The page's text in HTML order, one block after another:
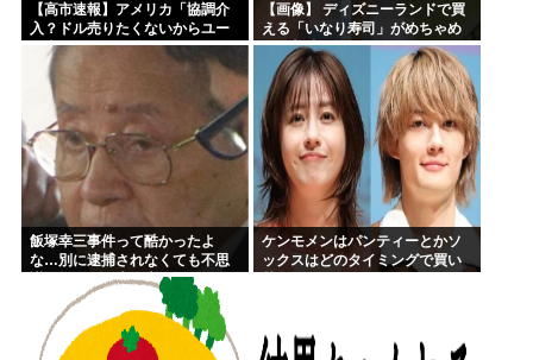
【高市速報】アメリカ「協調介
入？ドル売りたくないからユー
ロ売るわ」EU激怒www
【画像】 ディズニーランドで買
える「いなり寿司」がめちゃめ
ちゃ美味しそう
飯塚幸三事件って酷かったよ
な…別に逮捕されなくても不思
議は無いのに上級上級叩かれま
くってさ
ケンモメンはパンティーとかソ
ックスはどのタイミングで買い